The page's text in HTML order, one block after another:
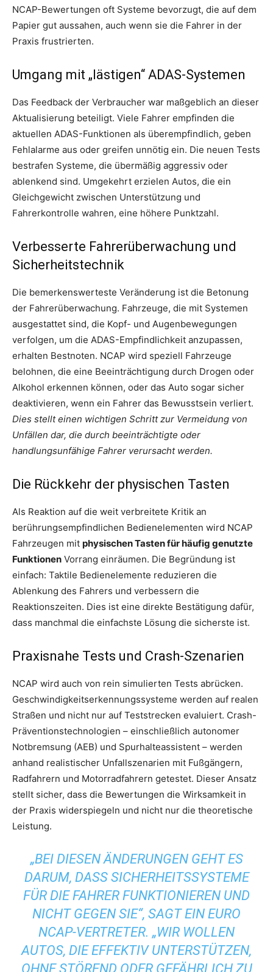
NCAP-Bewertungen oft Systeme bevorzugt, die auf dem
Papier gut aussahen, auch wenn sie die Fahrer in der
Praxis frustrierten.
Umgang mit „lästigen“ ADAS-Systemen
Das Feedback der Verbraucher war maßgeblich an dieser
Aktualisierung beteiligt. Viele Fahrer empfinden die
aktuellen ADAS-Funktionen als überempfindlich, geben
Fehlalarme aus oder greifen unnötig ein. Die neuen Tests
bestrafen Systeme, die übermäßig aggressiv oder
ablenkend sind. Umgekehrt erzielen Autos, die ein
Gleichgewicht zwischen Unterstützung und
Fahrerkontrolle wahren, eine höhere Punktzahl.
Verbesserte Fahrerüberwachung und
Sicherheitstechnik
Die bemerkenswerteste Veränderung ist die Betonung
der Fahrerüberwachung. Fahrzeuge, die mit Systemen
ausgestattet sind, die Kopf- und Augenbewegungen
verfolgen, um die ADAS-Empfindlichkeit anzupassen,
erhalten Bestnoten. NCAP wird speziell Fahrzeuge
belohnen, die eine Beeinträchtigung durch Drogen oder
Alkohol erkennen können, oder das Auto sogar sicher
deaktivieren, wenn ein Fahrer das Bewusstsein verliert.
Dies stellt einen wichtigen Schritt zur Vermeidung von
Unfällen dar, die durch beeinträchtigte oder
handlungsunfähige Fahrer verursacht werden.
Die Rückkehr der physischen Tasten
Als Reaktion auf die weit verbreitete Kritik an
berührungsempfindlichen Bedienelementen wird NCAP
Fahrzeugen mit physischen Tasten für häufig genutzte
Funktionen Vorrang einräumen. Die Begründung ist
einfach: Taktile Bedienelemente reduzieren die
Ablenkung des Fahrers und verbessern die
Reaktionszeiten. Dies ist eine direkte Bestätigung dafür,
dass manchmal die einfachste Lösung die sicherste ist.
Praxisnahe Tests und Crash-Szenarien
NCAP wird auch von rein simulierten Tests abrücken.
Geschwindigkeitserkennungssysteme werden auf realen
Straßen und nicht nur auf Teststrecken evaluiert. Crash-
Präventionstechnologien – einschließlich autonomer
Notbremsung (AEB) und Spurhalteassistent – ​​werden
anhand realistischer Unfallszenarien mit Fußgängern,
Radfahrern und Motorradfahrern getestet. Dieser Ansatz
stellt sicher, dass die Bewertungen die Wirksamkeit in
der Praxis widerspiegeln und nicht nur die theoretische
Leistung.
„BEI DIESEN ÄNDERUNGEN GEHT ES
DARUM, DASS SICHERHEITSSYSTEME
FÜR DIE FAHRER FUNKTIONIEREN UND
NICHT GEGEN SIE“, SAGT EIN EURO
NCAP-VERTRETER. „WIR WOLLEN
AUTOS, DIE EFFEKTIV UNTERSTÜTZEN,
OHNE STÖREND ODER GEFÄHRLICH ZU